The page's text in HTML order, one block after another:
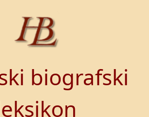
biografski